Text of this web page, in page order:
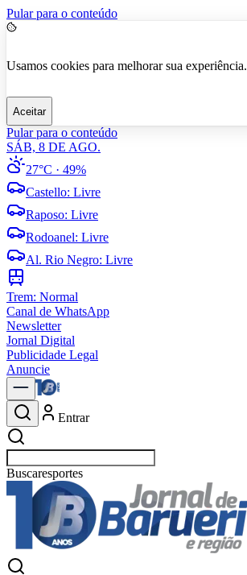
Pular para o conteúdo
Usamos cookies para melhorar sua experiência.
Aceitar
Pular para o conteúdo
SÁB, 8 DE AGO.
27°C · 49%
Castello: Livre
Raposo: Livre
Rodoanel: Livre
Al. Rio Negro: Livre
Trem: Normal
Canal de WhatsApp
Newsletter
Jornal Digital
Publicidade Legal
Anuncie
Entrar
Buscarpolítica